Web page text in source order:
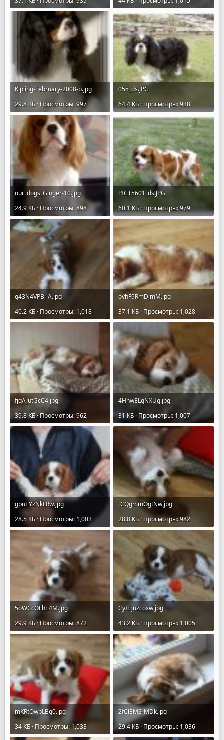
Kipling-February-2008-b.jpg
29.8 КБ · Просмотры: 997
055_ds.JPG
64.4 КБ · Просмотры: 938
our_dogs_Ginger-10.jpg
24.9 КБ · Просмотры: 898
PICT5601_ds.JPG
60.1 КБ · Просмотры: 979
q43N4VPBj-A.jpg
40.2 КБ · Просмотры: 1,018
ovhF9RmDjmM.jpg
37.1 КБ · Просмотры: 1,028
fjqAJutGcC4.jpg
39.8 КБ · Просмотры: 962
4HhwELqNXUg.jpg
31 КБ · Просмотры: 1,007
gpuEYzNkLRw.jpg
28.5 КБ · Просмотры: 1,003
tCQgmmOgtNw.jpg
28.8 КБ · Просмотры: 982
5oWCcOFhE4M.jpg
29.9 КБ · Просмотры: 872
CyIEJuzcoxw.jpg
43.2 КБ · Просмотры: 1,005
mKRtOwpLBq0.jpg
34 КБ · Просмотры: 1,033
2fClEMS-MDk.jpg
29.4 КБ · Просмотры: 1,036